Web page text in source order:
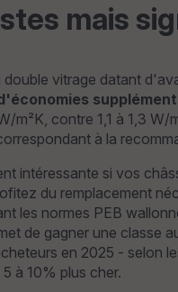
mais
vitrage datant
contre 1,1 à 1,3 W/
à la
intéressante si vos
du remplacement
les normes PEB
de gagner une classe
en 2025 - selon
à 10% plus cher.